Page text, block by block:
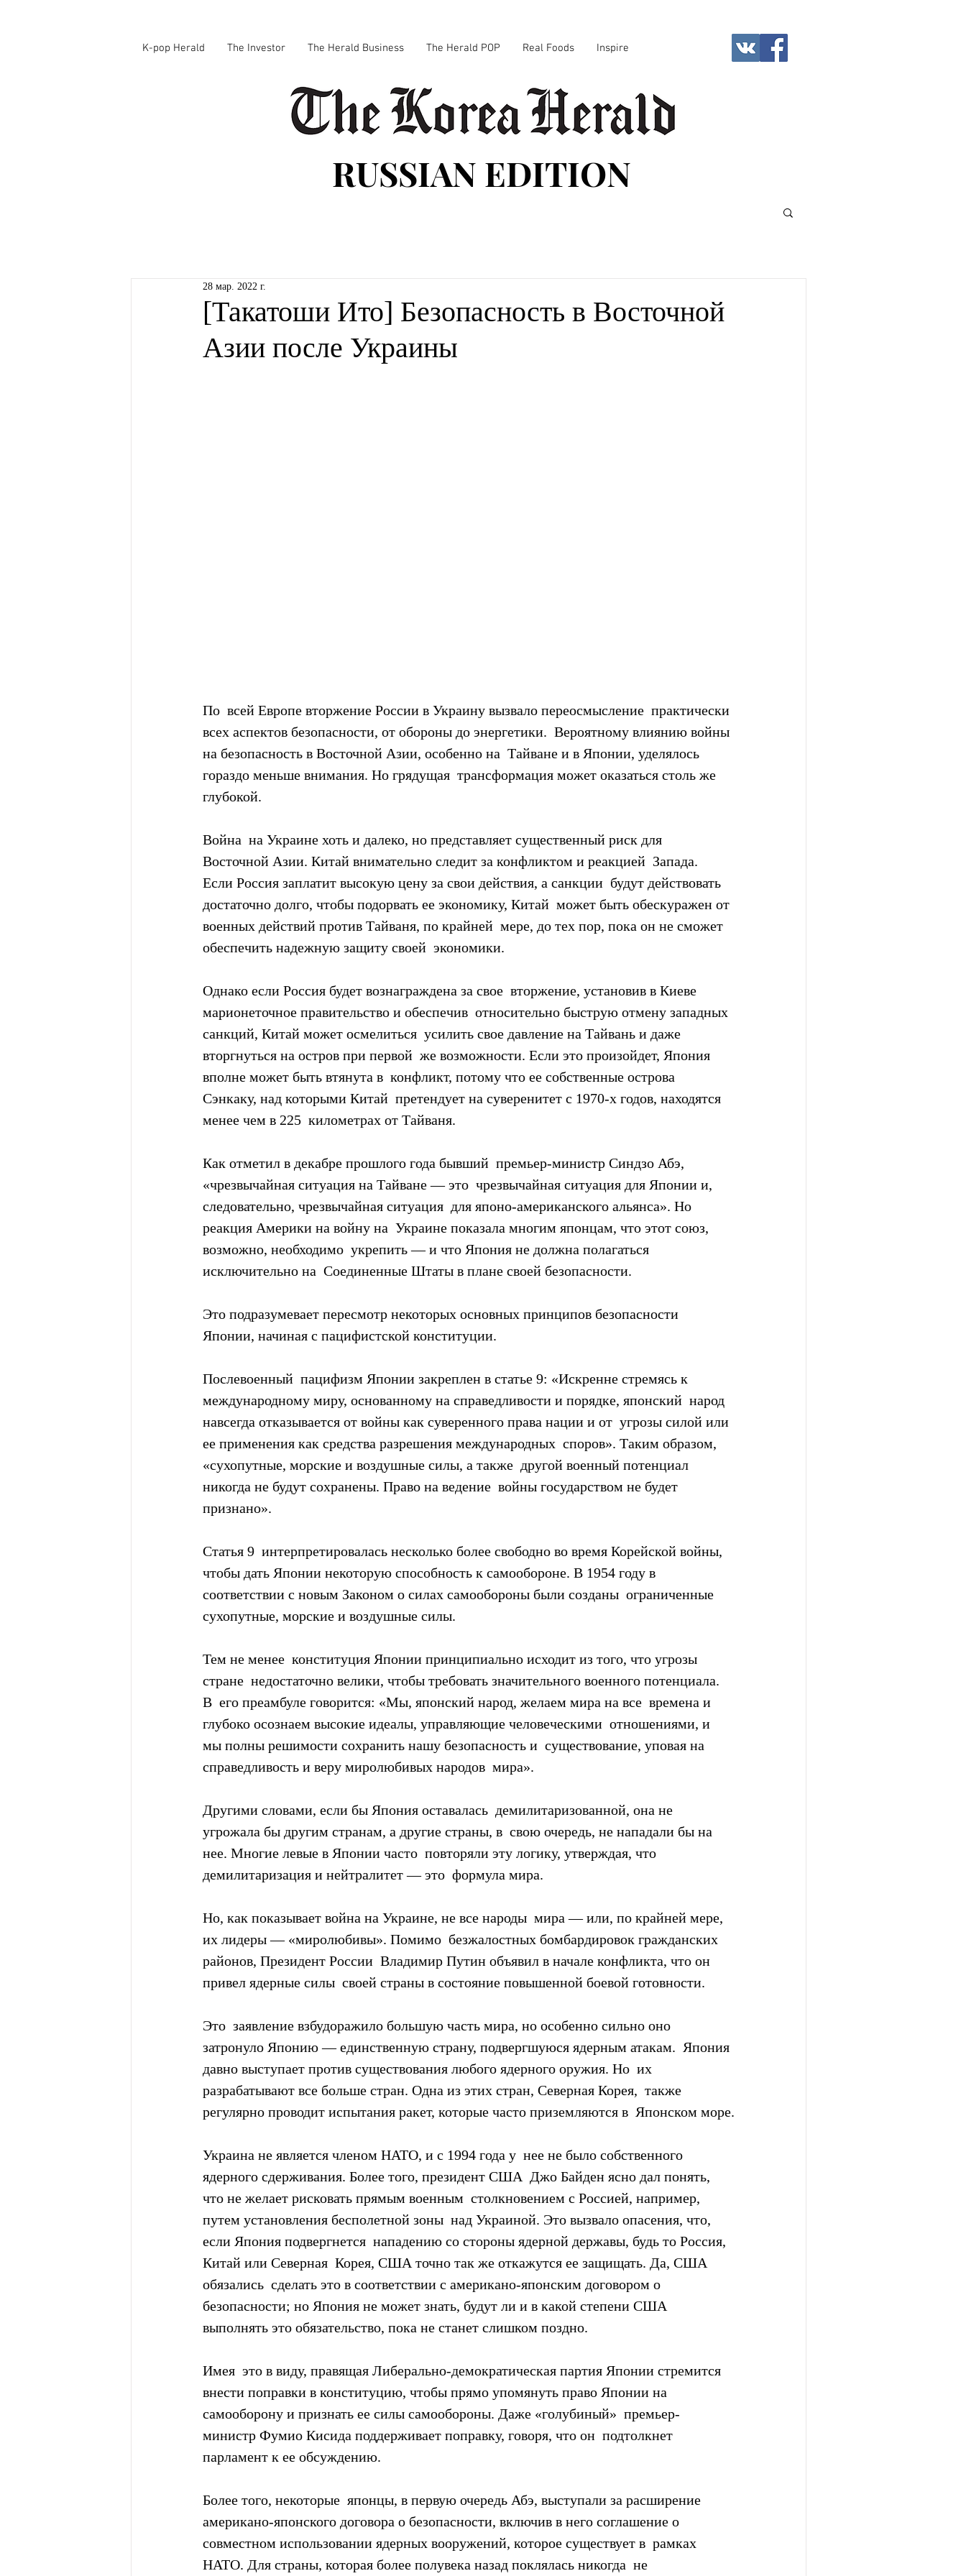
K-pop Herald The Investor The Herald Business The Herald POP Real Foods Inspire
RUSSIAN EDITION
[Такатоши Ито] Безопасность в Восточной
Азии после Украины
28 мар. 2022 г.
По  всей Европе вторжение России в Украину вызвало переосмысление  практически
всех аспектов безопасности, от обороны до энергетики.  Вероятному влиянию войны
на безопасность в Восточной Азии, особенно на  Тайване и в Японии, уделялось
гораздо меньше внимания. Но грядущая  трансформация может оказаться столь же
глубокой.
Война  на Украине хоть и далеко, но представляет существенный риск для
Восточной Азии. Китай внимательно следит за конфликтом и реакцией  Запада.
Если Россия заплатит высокую цену за свои действия, а санкции  будут действовать
достаточно долго, чтобы подорвать ее экономику, Китай  может быть обескуражен от
военных действий против Тайваня, по крайней  мере, до тех пор, пока он не сможет
обеспечить надежную защиту своей  экономики.
Однако если Россия будет вознаграждена за свое  вторжение, установив в Киеве
марионеточное правительство и обеспечив  относительно быструю отмену западных
санкций, Китай может осмелиться  усилить свое давление на Тайвань и даже
вторгнуться на остров при первой  же возможности. Если это произойдет, Япония
вполне может быть втянута в  конфликт, потому что ее собственные острова
Сэнкаку, над которыми Китай  претендует на суверенитет с 1970-х годов, находятся
менее чем в 225  километрах от Тайваня.
Как отметил в декабре прошлого года бывший  премьер-министр Синдзо Абэ,
«чрезвычайная ситуация на Тайване — это  чрезвычайная ситуация для Японии и,
следовательно, чрезвычайная ситуация  для японо-американского альянса». Но
реакция Америки на войну на  Украине показала многим японцам, что этот союз,
возможно, необходимо  укрепить — и что Япония не должна полагаться
исключительно на  Соединенные Штаты в плане своей безопасности.
Это подразумевает пересмотр некоторых основных принципов безопасности
Японии, начиная с пацифистской конституции.
Послевоенный  пацифизм Японии закреплен в статье 9: «Искренне стремясь к
международному миру, основанному на справедливости и порядке, японский  народ
навсегда отказывается от войны как суверенного права нации и от  угрозы силой или
ее применения как средства разрешения международных  споров». Таким образом,
«сухопутные, морские и воздушные силы, а также  другой военный потенциал
никогда не будут сохранены. Право на ведение  войны государством не будет
признано».
Статья 9  интерпретировалась несколько более свободно во время Корейской войны,
чтобы дать Японии некоторую способность к самообороне. В 1954 году в
соответствии с новым Законом о силах самообороны были созданы  ограниченные
сухопутные, морские и воздушные силы.
Тем не менее  конституция Японии принципиально исходит из того, что угрозы
стране  недостаточно велики, чтобы требовать значительного военного потенциала.
В  его преамбуле говорится: «Мы, японский народ, желаем мира на все  времена и
глубоко осознаем высокие идеалы, управляющие человеческими  отношениями, и
мы полны решимости сохранить нашу безопасность и  существование, уповая на
справедливость и веру миролюбивых народов  мира».
Другими словами, если бы Япония оставалась  демилитаризованной, она не
угрожала бы другим странам, а другие страны, в  свою очередь, не нападали бы на
нее. Многие левые в Японии часто  повторяли эту логику, утверждая, что
демилитаризация и нейтралитет — это  формула мира.
Но, как показывает война на Украине, не все народы  мира — или, по крайней мере,
их лидеры — «миролюбивы». Помимо  безжалостных бомбардировок гражданских
районов, Президент России  Владимир Путин объявил в начале конфликта, что он
привел ядерные силы  своей страны в состояние повышенной боевой готовности.
Это  заявление взбудоражило большую часть мира, но особенно сильно оно
затронуло Японию — единственную страну, подвергшуюся ядерным атакам.  Япония
давно выступает против существования любого ядерного оружия. Но  их
разрабатывают все больше стран. Одна из этих стран, Северная Корея,  также
регулярно проводит испытания ракет, которые часто приземляются в  Японском море.
Украина не является членом НАТО, и с 1994 года у  нее не было собственного
ядерного сдерживания. Более того, президент США  Джо Байден ясно дал понять,
что не желает рисковать прямым военным  столкновением с Россией, например,
путем установления бесполетной зоны  над Украиной. Это вызвало опасения, что,
если Япония подвергнется  нападению со стороны ядерной державы, будь то Россия,
Китай или Северная  Корея, США точно так же откажутся ее защищать. Да, США
обязались  сделать это в соответствии с американо-японским договором о
безопасности; но Япония не может знать, будут ли и в какой степени США
выполнять это обязательство, пока не станет слишком поздно.
Имея  это в виду, правящая Либерально-демократическая партия Японии стремится
внести поправки в конституцию, чтобы прямо упомянуть право Японии на
самооборону и признать ее силы самообороны. Даже «голубиный»  премьер-
министр Фумио Кисида поддерживает поправку, говоря, что он  подтолкнет
парламент к ее обсуждению.
Более того, некоторые  японцы, в первую очередь Абэ, выступали за расширение
американо-японского договора о безопасности, включив в него соглашение о
совместном использовании ядерных вооружений, которое существует в  рамках
НАТО. Для страны, которая более полувека назад поклялась никогда  не